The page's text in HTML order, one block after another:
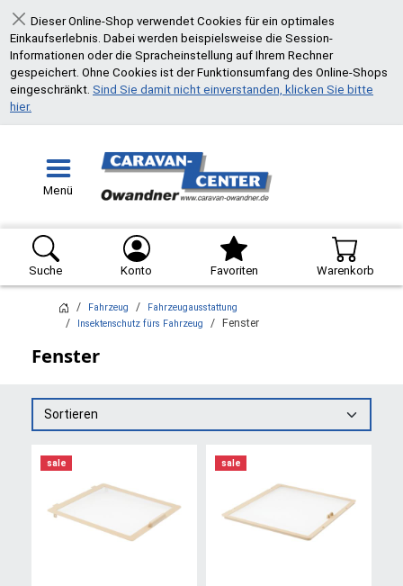
Schließen
Dieser Online-Shop verwendet Cookies für ein optimales
Einkaufserlebnis. Dabei werden beispielsweise die Session-
Informationen oder die Spracheinstellung auf Ihrem Rechner
gespeichert. Ohne Cookies ist der Funktionsumfang des Online-Shops
eingeschränkt. Sind Sie damit nicht einverstanden, klicken Sie bitte
hier.
Menü
Suche Konto Favoriten Warenkorb
Fahrzeug
Fahrzeugausstattung
Insektenschutz fürs Fahrzeug
Fenster
Fenster
Sortieren
sale sale